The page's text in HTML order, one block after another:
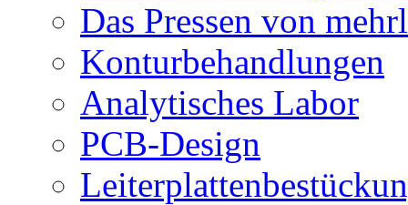
Das Pressen von
Konturbehandlungen
Analytisches Labor
PCB-Design